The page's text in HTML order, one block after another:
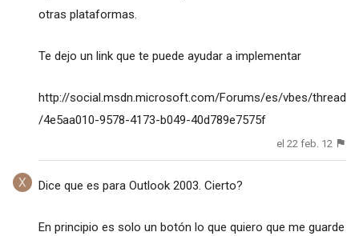
otras plataformas.
Te dejo un link que te puede ayudar a implementar
http://social.msdn.microsoft.com/Forums/es/vbes/thread
/4e5aa010-9578-4173-b049-40d789e7575f
el 22 feb. 12
Dice que es para Outlook 2003. Cierto?
En principio es solo un botón lo que quiero que me guarde